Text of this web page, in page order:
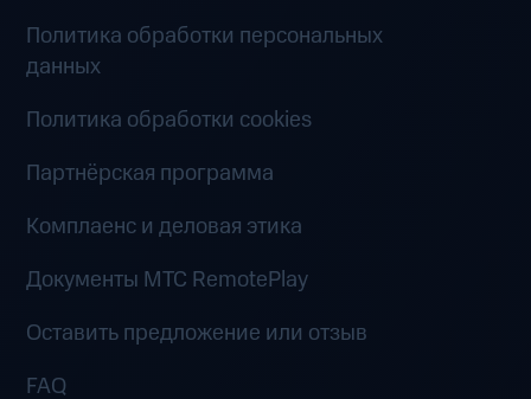
Политика обработки персональных
данных
Политика обработки cookies
Партнёрская программа
Комплаенс и деловая этика
Документы MTC RemotePlay
Оставить предложение или отзыв
FAQ